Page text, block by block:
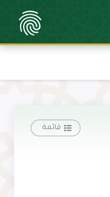
قائمة